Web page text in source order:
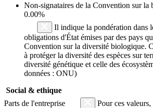
Non-signataires de la Convention sur la
0.00%
Il indique la pondération dans
obligations d'État émises par des pays
Convention sur la diversité biologique.
à protéger la diversité des espèces sur
diversité génétique et celle des
données : ONU)
Social & ethique
Parts de l'entreprise
Pour ces